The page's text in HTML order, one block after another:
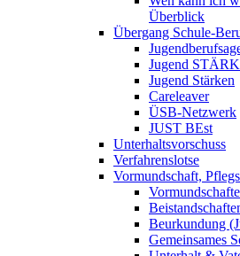
Überblick
Übergang Schule-
Jugend
Jugend Stärken
Careleaver
ÜSB-Netzwerk
JUST BEst
Unterhaltsvorschuss
Verfahrenslotse
Vormundschaft,
Beurkundung
Gemeinsames